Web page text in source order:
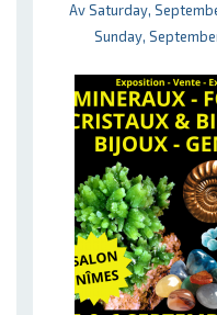
Av Saturday,
Sunday,